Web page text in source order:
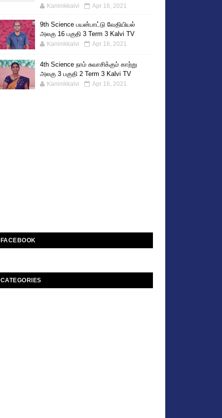
Kaninikkalvi Apr 16, 2021
9th Science பயன்பாட்டு வேதியியல்
அலகு 16 பகுதி 3 Term 3 Kalvi TV
Kaninikkalvi Apr 16, 2021
4th Science நாம் சுவாசிக்கும் காற்று
அலகு 3 பகுதி 2 Term 3 Kalvi TV
Kaninikkalvi Apr 16, 2021
FACEBOOK
CATEGORIES